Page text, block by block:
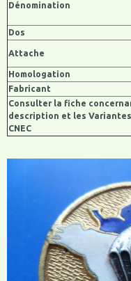
Dénomination
Dos
Attache
Homologation
Fabricant
Consulter la fiche
description et les
CNEC